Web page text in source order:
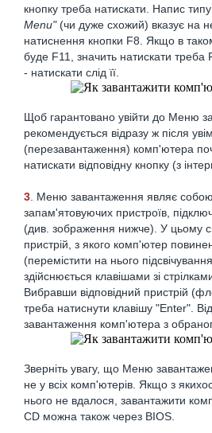
кнопку треба натискати. Напис типу
Menu"(чи дуже схожий) вказує на
натиснення кнопки F8. Якщо в
буде F11, значить натискати
- натискати слід її.
Щоб гарантовано увійти до Меню
рекомендується відразу ж після
(перезавантаження) комп'ютера
натискати відповідну кнопку (з
3 . Меню завантаження являє
запам'ятовуючих пристроїв,
(див. зображення нижче). У цьому
пристрій, з якого комп'ютер
(перемістити на нього
здійснюється клавішами зі
Вибравши відповідний пристрій
треба натиснути клавішу "Enter".
завантаження комп'ютера з
Зверніть увагу, що Меню
не у всіх комп'ютерів. Якщо з
нього не вдалося, завантажити
CD можна також через BIOS.